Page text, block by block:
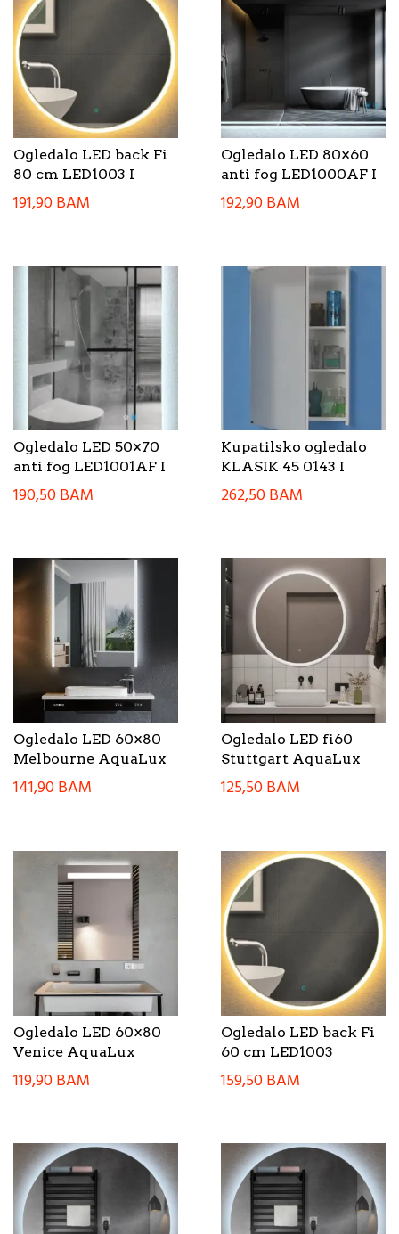
Ogledalo LED back Fi
80 cm LED1003 I
191,90BAM
Ogledalo LED 80×60
anti fog LED1000AF I
192,90BAM
Ogledalo LED 50×70
anti fog LED1001AF I
190,50BAM
Kupatilsko ogledalo
KLASIK 45 0143 I
262,50BAM
Ogledalo LED 60×80
Melbourne AquaLux
141,90BAM
Ogledalo LED fi60
Stuttgart AquaLux
125,50BAM
Ogledalo LED 60×80
Venice AquaLux
119,90BAM
Ogledalo LED back Fi
60 cm LED1003
159,50BAM